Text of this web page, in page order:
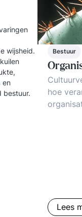
wijsheid.
en
bestuur.
Bestuur
hoe
Lees